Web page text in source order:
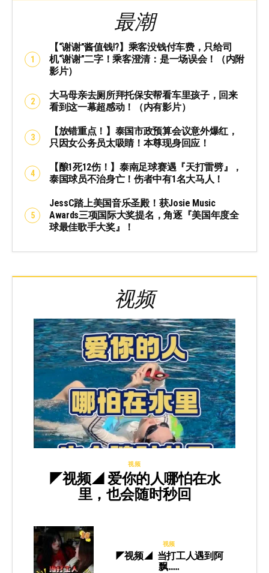
最潮
【“谢谢”酱值钱⁉️】乘客没钱付车费，只给司
机“谢谢”二字！乘客澄清：是一场误会！（内附
影片）
大马母亲去厕所拜托保安帮看车里孩子，回来
看到这一幕超感动！（内有影片）
【放错重点！】泰国市政预算会议意外爆红，
只因女公务员太吸睛！本尊现身回应！
【酿1死12伤！】泰南足球赛遇『天打雷劈』，
泰国球员不治身亡！伤者中有1名大马人！
JessC踏上美国音乐圣殿！获Josie Music
Awards三项国际大奖提名，角逐『美国年度全
球最佳歌手大奖』！
视频
视频
◤视频◢ 爱你的人哪怕在水
里，也会随时秒回
视频
◤视频◢ 当打工人遇到阿
飘……